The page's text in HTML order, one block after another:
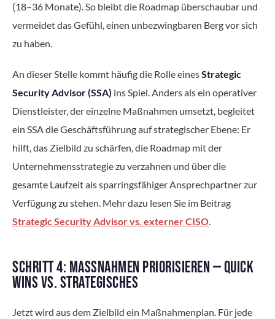
(18–36 Monate). So bleibt die Roadmap überschaubar und
vermeidet das Gefühl, einen unbezwingbaren Berg vor sich
zu haben.
An dieser Stelle kommt häufig die Rolle einesStrategic
Security Advisor (SSA) ins Spiel. Anders als ein operativer
Dienstleister, der einzelne Maßnahmen umsetzt, begleitet
ein SSA die Geschäftsführung auf strategischer Ebene: Er
hilft, das Zielbild zu schärfen, die Roadmap mit der
Unternehmensstrategie zu verzahnen und über die
gesamte Laufzeit als sparringsfähiger Ansprechpartner zur
Verfügung zu stehen. Mehr dazu lesen Sie im Beitrag
Strategic Security Advisor vs. externer CISO.
SCHRITT 4: MASSNAHMEN PRIORISIEREN — QUICK W
INS VS. STRATEGISCHES
Jetzt wird aus dem Zielbild ein Maßnahmenplan. Für jede